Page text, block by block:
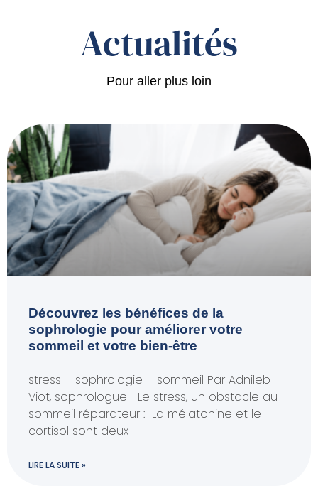
Actualités
Pour aller plus loin
Découvrez les bénéfices de la
sophrologie pour améliorer votre
sommeil et votre bien-être
stress – sophrologie – sommeil Par Adnileb
Viot, sophrologue Le stress, un obstacle au
sommeil réparateur : La mélatonine et le
cortisol sont deux
LIRE LA SUITE »